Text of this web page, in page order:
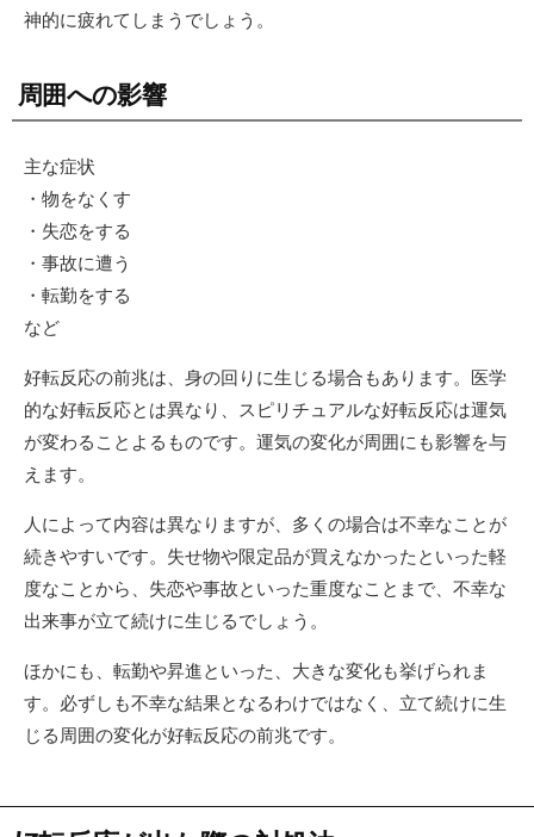
神的に疲れてしまうでしょう。
周囲への影響
主な症状
・物をなくす
・失恋をする
・事故に遭う
・転勤をする
など
好転反応の前兆は、身の回りに生じる場合もあります。医学
的な好転反応とは異なり、スピリチュアルな好転反応は運気
が変わることよるものです。運気の変化が周囲にも影響を与
えます。
人によって内容は異なりますが、多くの場合は不幸なことが
続きやすいです。失せ物や限定品が買えなかったといった軽
度なことから、失恋や事故といった重度なことまで、不幸な
出来事が立て続けに生じるでしょう。
ほかにも、転勤や昇進といった、大きな変化も挙げられま
す。必ずしも不幸な結果となるわけではなく、立て続けに生
じる周囲の変化が好転反応の前兆です。